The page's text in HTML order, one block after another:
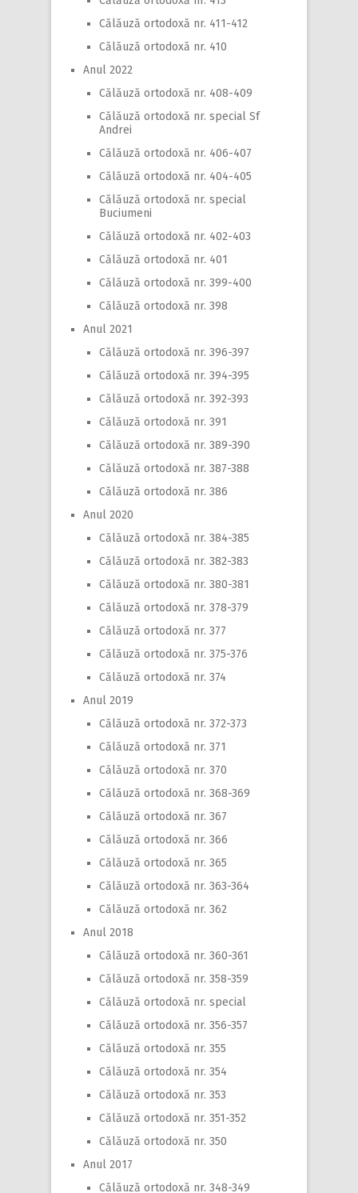
Călăuză ortodoxă nr. 411-412
Călăuză ortodoxă nr. 410
Anul 2022
Călăuză ortodoxă nr. 408-409
Călăuză ortodoxă nr. special Sf
Andrei
Călăuză ortodoxă nr. 406-407
Călăuză ortodoxă nr. 404-405
Călăuză ortodoxă nr. special
Buciumeni
Călăuză ortodoxă nr. 402-403
Călăuză ortodoxă nr. 401
Călăuză ortodoxă nr. 399-400
Călăuză ortodoxă nr. 398
Anul 2021
Călăuză ortodoxă nr. 396-397
Călăuză ortodoxă nr. 394-395
Călăuză ortodoxă nr. 392-393
Călăuză ortodoxă nr. 391
Călăuză ortodoxă nr. 389-390
Călăuză ortodoxă nr. 387-388
Călăuză ortodoxă nr. 386
Anul 2020
Călăuză ortodoxă nr. 384-385
Călăuză ortodoxă nr. 382-383
Călăuză ortodoxă nr. 380-381
Călăuză ortodoxă nr. 378-379
Călăuză ortodoxă nr. 377
Călăuză ortodoxă nr. 375-376
Călăuză ortodoxă nr. 374
Anul 2019
Călăuză ortodoxă nr. 372-373
Călăuză ortodoxă nr. 371
Călăuză ortodoxă nr. 370
Călăuză ortodoxă nr. 368-369
Călăuză ortodoxă nr. 367
Călăuză ortodoxă nr. 366
Călăuză ortodoxă nr. 365
Călăuză ortodoxă nr. 363-364
Călăuză ortodoxă nr. 362
Anul 2018
Călăuză ortodoxă nr. 360-361
Călăuză ortodoxă nr. 358-359
Călăuză ortodoxă nr. special
Călăuză ortodoxă nr. 356-357
Călăuză ortodoxă nr. 355
Călăuză ortodoxă nr. 354
Călăuză ortodoxă nr. 353
Călăuză ortodoxă nr. 351-352
Călăuză ortodoxă nr. 350
Anul 2017
Călăuză ortodoxă nr. 348-349